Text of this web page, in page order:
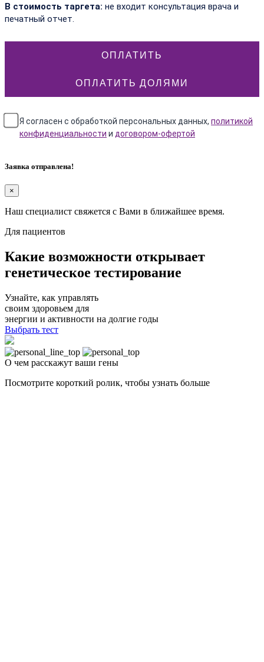
В стоимость таргета: не входит консультация врача и
печатный отчет.
ОПЛАТИТЬ
ОПЛАТИТЬ ДОЛЯМИ
Я согласен с обработкой персональных данных, политикой
конфиденциальности и договором-офертой
Заявка отправлена!
×
Наш специалист свяжется с Вами в ближайшее время.
Для пациентов
Какие возможности открывает
генетическое тестирование
Узнайте, как управлять
своим здоровьем для
энергии и активности на долгие годы
Выбрать тест
О чем расскажут ваши гены
Посмотрите короткий ролик, чтобы узнать больше